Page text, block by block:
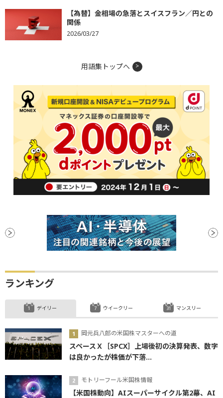
【為替】金相場の急落とスイスフラン／円との
関係
2026/03/27
用語集トップへ
ランキング
デイリー
岡元兵八郎の米国株マスターへの道
スペースＸ［SPCX］上場後初の決算発表、数字
は良かったが株価が下落...
モトリーフール米国株情報
【米国株動向】AIスーパーサイクル第2幕、AI
ウイークリー マンスリー